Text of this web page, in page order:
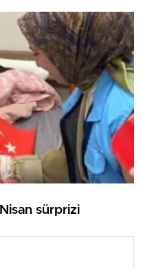
sürprizi